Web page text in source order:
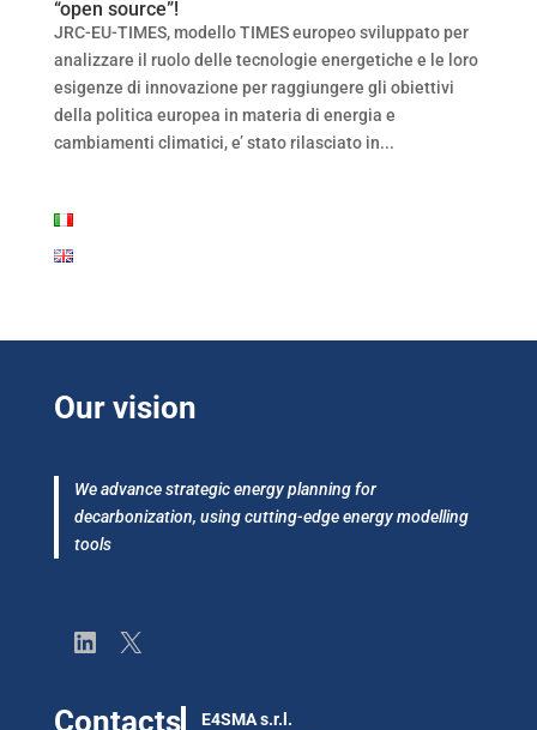
“open source”!
JRC-EU-TIMES, modello TIMES europeo sviluppato per
analizzare il ruolo delle tecnologie energetiche e le loro
esigenze di innovazione per raggiungere gli obiettivi
della politica europea in materia di energia e
cambiamenti climatici, e’ stato rilasciato in...
Our vision
We advance strategic energy planning for
decarbonization, using cutting-edge energy modelling
tools
LinkedIn
X
Contacts
E4SMA s.r.l.